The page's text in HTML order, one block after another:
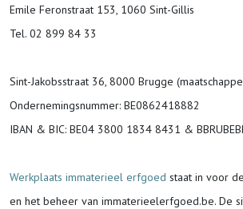
Emile Feronstraat 153, 1060 Sint-Gillis
Tel. 02 899 84 33
Sint-Jakobsstraat 36, 8000 Brugge
Ondernemingsnummer: BE0862418882
IBAN & BIC: BE04 3800 1834 8431 &
Werkplaats immaterieel erfgoed staat in voor de
en het beheer van immaterieelerfgoed.be. De